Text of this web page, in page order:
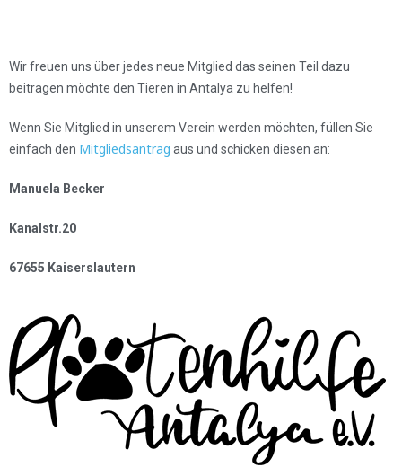
Wir freuen uns über jedes neue Mitglied das seinen Teil dazu
beitragen möchte den Tieren in Antalya zu helfen!
Wenn Sie Mitglied in unserem Verein werden möchten, füllen Sie
einfach den Mitgliedsantrag aus und schicken diesen an:
Manuela Becker
Kanalstr.20
67655 Kaiserslautern